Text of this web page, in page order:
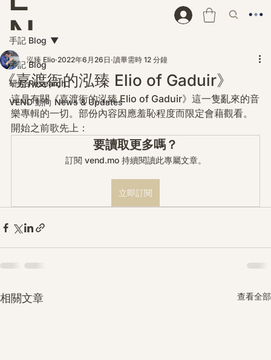
N
D
手記 Blog
研究 Research
VEND 動向 News & Updates
手記 Blog
《嘉渡衙的泓臻 Elio of Gaduir》
泓臻 Elio 2022年6月26日 讀畢需時 12 分鐘
這是有關《嘉渡衙的泓臻 Elio of Gaduir》這一隻亂來的音
樂專輯的一切。部份內容因應羞恥程度而限定會藉觀看。
開始之前歌先上：
要讀取更多嗎？
訂閱 vend.mo 持續閱讀此專屬文章。
立即訂閱
相關文章 查看全部